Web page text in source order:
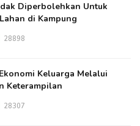
Diperbolehkan Untuk
di Kampung
28898
Keluarga Melalui
Keterampilan
28307